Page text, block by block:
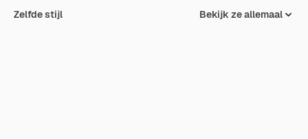
Zelfde stijl Bekijk ze allemaal